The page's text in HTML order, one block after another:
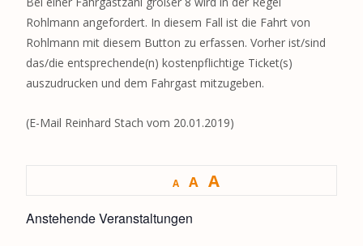
Rohlmann angefordert. In diesem Fall ist die Fahrt von
Rohlmann mit diesem Button zu erfassen. Vorher ist/sind
das/die entsprechende(n) kostenpflichtige Ticket(s)
auszudrucken und dem Fahrgast mitzugeben.
(E-Mail Reinhard Stach vom 20.01.2019)
A A A
Anstehende Veranstaltungen